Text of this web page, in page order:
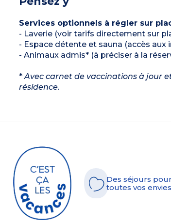
Services optionnels à régler sur
- Laverie (voir tarifs directement sur
- Espace détente et sauna (accès aux
- Animaux admis* (à préciser à la
*Avec carnet de vaccinations à jour
résidence.
Des séjours pour
toutes vos envies